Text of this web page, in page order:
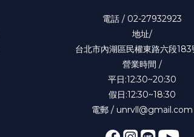
電話 / 02-27932923
地址/
台北市內湖區民權東路六段183
營業時間 /
平日:12:30~20:30
假日:12:30~18:30
電郵 / unrvll@gmail.com